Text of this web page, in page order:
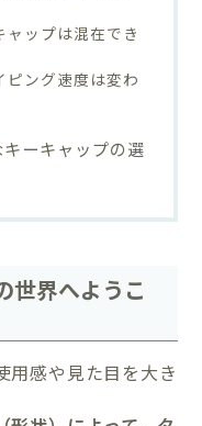
ップは混在でき
ピング速度は変わ
ーキャップの選
世界へようこ
用感や見た目を大き